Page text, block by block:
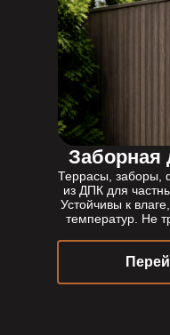
Заборная
Террасы, заборы,
из ДПК для
Устойчивы к
температур. Не